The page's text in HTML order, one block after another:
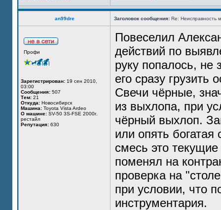
an99dre Заголовок сообщения: Re: Неисправность
Профи
Зарегистрирован: 19 сен 2010,
03:00
Сообщения: 507
Тем: 21
Откуда: Новосибирск
Машина: Toyota Vista Ardeo
О машине: SV-50 3S-FSE 2000г.
рестайл
Репутация: 630
Повеселил
действий по
руку попалось, не
его сразу
Свечи чёрные,
из выхлопа, при
чёрный выхлоп.
или опять богатая
смесь это
поменял на
проверка на
при условии, что
инструментария.